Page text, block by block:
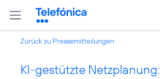
Zurück zu Pressemitteilungen
KI-gestützte Netzplanung: